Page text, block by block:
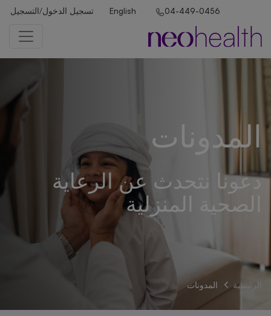
04-449-0456
English تسجيل الدخول/التسجيل
المدونات
دعونا نتحدث عن الرعاية
الصحية المنزلية
الرئيسية المدونات